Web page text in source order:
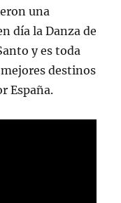
una
día la Danza de
y es toda
destinos
España.